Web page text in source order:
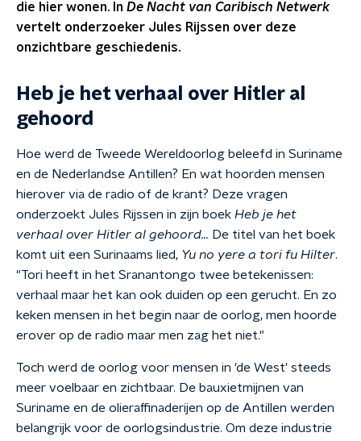
die hier wonen. In De Nacht van Caribisch Netwerk
vertelt onderzoeker Jules Rijssen over deze
onzichtbare geschiedenis.
Heb je het verhaal over Hitler al
gehoord
Hoe werd de Tweede Wereldoorlog beleefd in Suriname
en de Nederlandse Antillen? En wat hoorden mensen
hierover via de radio of de krant? Deze vragen
onderzoekt Jules Rijssen in zijn boek Heb je het
verhaal over Hitler al gehoord… De titel van het boek
komt uit een Surinaams lied, Yu no yere a tori fu Hilter.
"Tori heeft in het Sranantongo twee betekenissen:
verhaal maar het kan ook duiden op een gerucht. En zo
keken mensen in het begin naar de oorlog, men hoorde
erover op de radio maar men zag het niet."
Toch werd de oorlog voor mensen in 'de West' steeds
meer voelbaar en zichtbaar. De bauxietmijnen van
Suriname en de olieraffinaderijen op de Antillen werden
belangrijk voor de oorlogsindustrie. Om deze industrie